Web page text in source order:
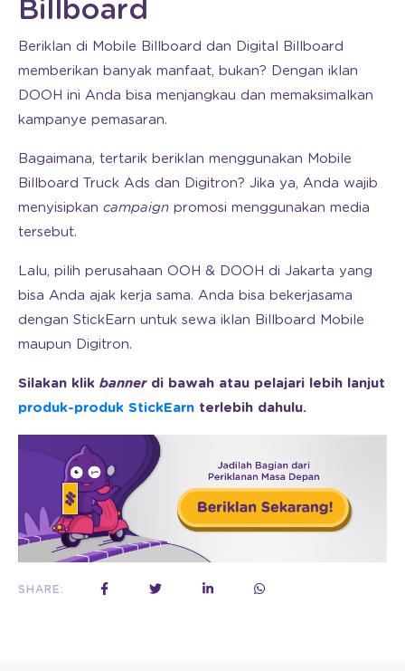
Billboard
Beriklan di Mobile Billboard dan Digital Billboard
memberikan banyak manfaat, bukan? Dengan iklan
DOOH ini Anda bisa menjangkau dan memaksimalkan
kampanye pemasaran.
Bagaimana, tertarik beriklan menggunakan Mobile
Billboard Truck Ads dan Digitron? Jika ya, Anda wajib
menyisipkan campaign promosi menggunakan media
tersebut.
Lalu, pilih perusahaan OOH & DOOH di Jakarta yang
bisa Anda ajak kerja sama. Anda bisa bekerjasama
dengan StickEarn untuk sewa iklan Billboard Mobile
maupun Digitron.
Silakan klik bannerdi bawah atau pelajari lebih lanjut
produk-produk StickEarn terlebih dahulu.
SHARE: